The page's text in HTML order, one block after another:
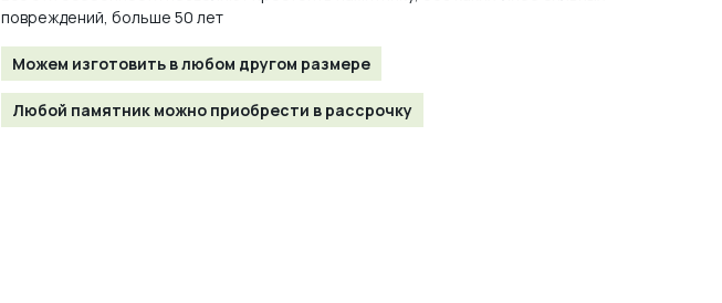
повреждений, больше 50 лет
Можем изготовить в любом другом размере
Любой памятник можно приобрести в рассрочку